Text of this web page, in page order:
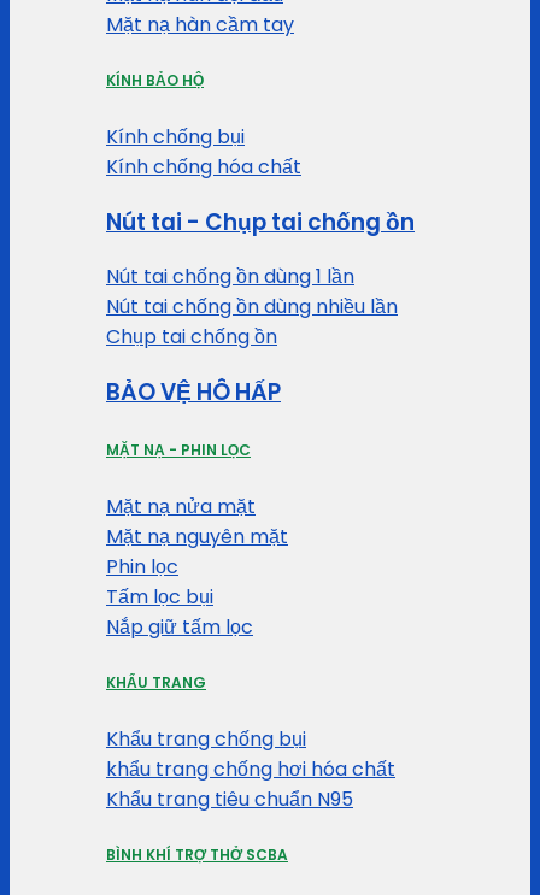
Mặt nạ hàn cầm tay
KÍNH BẢO HỘ
Kính chống bụi
Kính chống hóa chất
Nút tai - Chụp tai chống ồn
Nút tai chống ồn dùng 1 lần
Nút tai chống ồn dùng nhiều lần
Chụp tai chống ồn
BẢO VỆ HÔ HẤP
MẶT NẠ - PHIN LỌC
Mặt nạ nửa mặt
Mặt nạ nguyên mặt
Phin lọc
Tấm lọc bụi
Nắp giữ tấm lọc
KHẨU TRANG
Khẩu trang chống bụi
khẩu trang chống hơi hóa chất
Khẩu trang tiêu chuẩn N95
BÌNH KHÍ TRỢ THỞ SCBA